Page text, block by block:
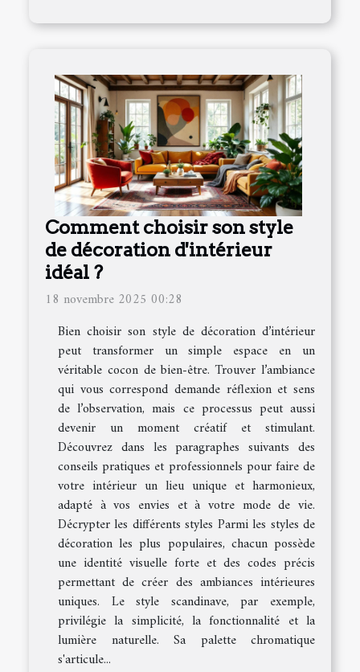
Comment choisir son style
de décoration d'intérieur
idéal ?
18 novembre 2025 00:28
Bien choisir son style de décoration d’intérieur
peut transformer un simple espace en un
véritable cocon de bien-être. Trouver l’ambiance
qui vous correspond demande réflexion et sens
de l’observation, mais ce processus peut aussi
devenir un moment créatif et stimulant.
Découvrez dans les paragraphes suivants des
conseils pratiques et professionnels pour faire de
votre intérieur un lieu unique et harmonieux,
adapté à vos envies et à votre mode de vie.
Décrypter les différents styles Parmi les styles de
décoration les plus populaires, chacun possède
une identité visuelle forte et des codes précis
permettant de créer des ambiances intérieures
uniques. Le style scandinave, par exemple,
privilégie la simplicité, la fonctionnalité et la
lumière naturelle. Sa palette chromatique
s'articule...